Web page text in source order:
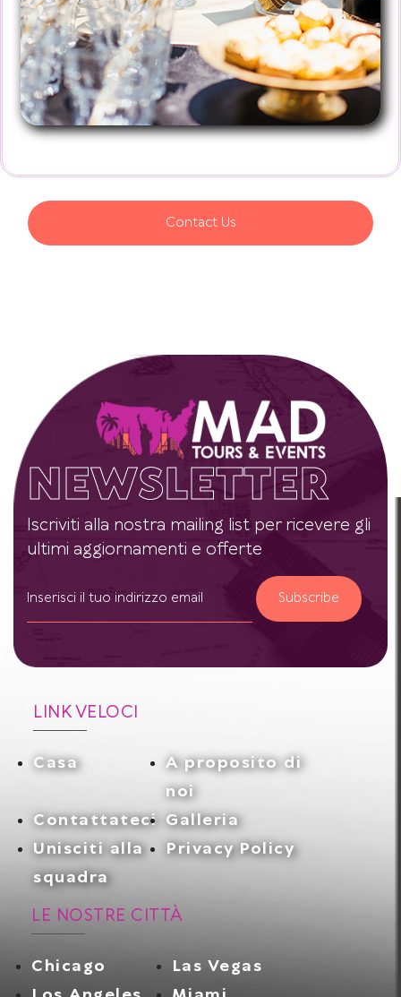
Contact Us
NEWSLETTER
Iscriviti alla nostra mailing list per ricevere gli
ultimi aggiornamenti e offerte
Subscribe
LINK VELOCI
Casa
A proposito di
noi
Contattateci Galleria
Unisciti alla
squadra
Privacy Policy
LE NOSTRE CITTÀ
Chicago
Las Vegas